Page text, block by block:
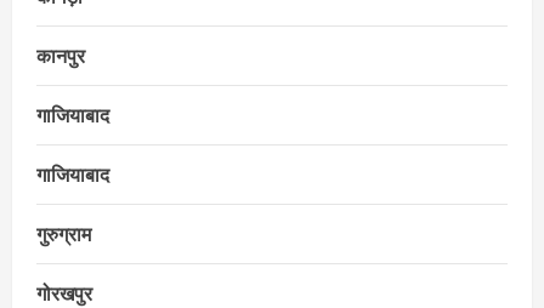
कानपुर
गाजियाबाद
गाजियाबाद
गुरुग्राम
गोरखपुर